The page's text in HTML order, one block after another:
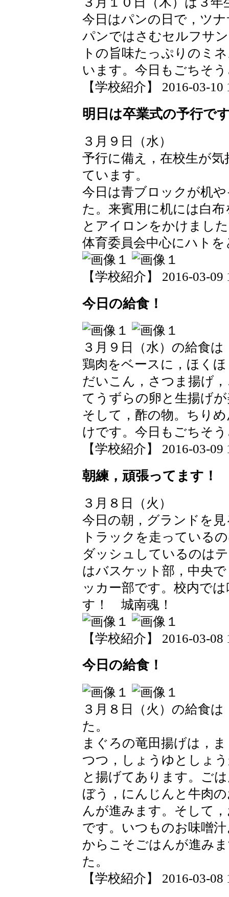
今日はパンの日で，ツ
パンではさむセルフサ
トの旨味たっぷりのミ
います。今日もごちそ
【学校紹介】 2016-03-10
明日は卒業式の予行で
３月９日（水）
予行に備え，在校生が
ています。
今日は青ブロックが机
た。来賓用に机には白
とアイロンをかけまし
体育委員会中心にハト
【学校紹介】 2016-03-09
今日の給食！
３月９日（水）の給食
鶏肉をベースに，ほく
だいこん，さつま揚げ
てうずらの卵と生揚げ
そして，酢の物。ちり
けです。今日もごちそ
【学校紹介】 2016-03-09
朝練，頑張ってます！
３月８日（火）
今日の朝，グランドを
トラックを走っている
ダッシュしているのは
はバスケット部，中央
ッカー部です。校内で
す！ 城南魂！
【学校紹介】 2016-03-08
今日の給食！
３月８日（火）の給食
た。
まぐろの竜田揚げは，
つつ，しょうゆとしょ
と揚げてあります。ご
ぼう，にんじんと牛肉
んが進みます。そして
です。いつものお味噌
からこそごはんが進み
た。
【学校紹介】 2016-03-08